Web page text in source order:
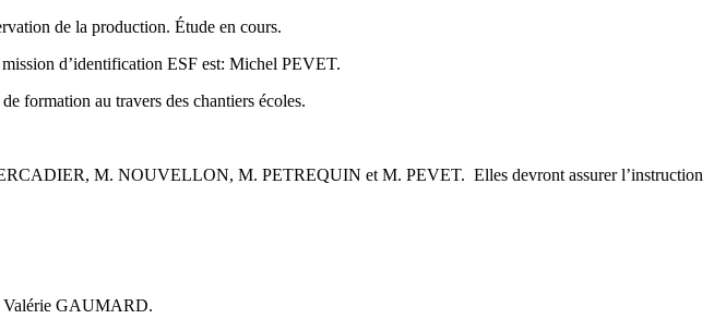
de la production. Étude en cours.
d’identification ESF est: Michel PEVET.
formation au travers des chantiers écoles.
M. NOUVELLON, M. PETREQUIN et M. PEVET. Elles devront assurer l’instruction
Valérie GAUMARD.